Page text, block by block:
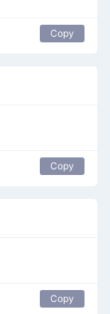
Copy
Copy
Copy